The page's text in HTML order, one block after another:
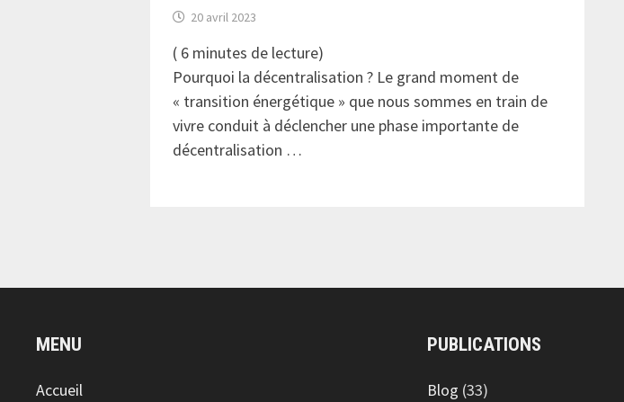
20 avril 2023
( 6 minutes de lecture)
Pourquoi la décentralisation ? Le grand moment de
« transition énergétique » que nous sommes en train de
vivre conduit à déclencher une phase importante de
décentralisation …
MENU
Accueil
PUBLICATIONS
Blog (33)